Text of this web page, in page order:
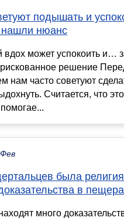
подышать и
нюанс
вдох может успокоить и…
рискованное решение
нам часто советуют
Считается, что
была
в
много